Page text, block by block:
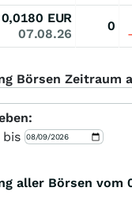
0,0180 EUR
07.08.26
0
Börsen Zeitraum
bis
aller Börsen vom